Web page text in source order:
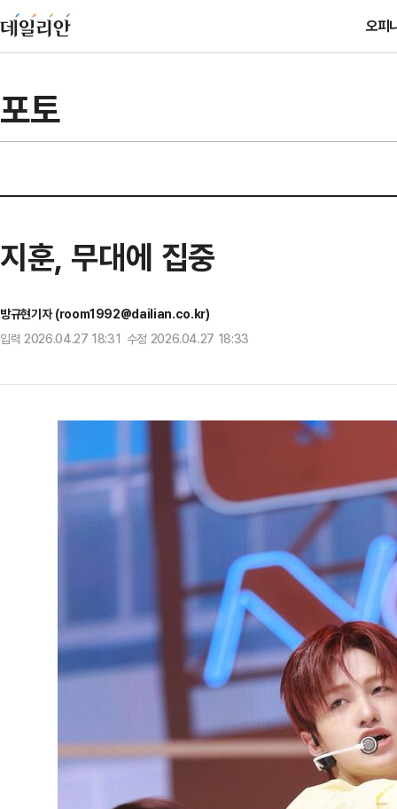
오피
포토
지훈, 무대에 집중
방규현기자 (room1992@dailian.co.kr)
입력 2026.04.27 18:31 수정 2026.04.27 18:33